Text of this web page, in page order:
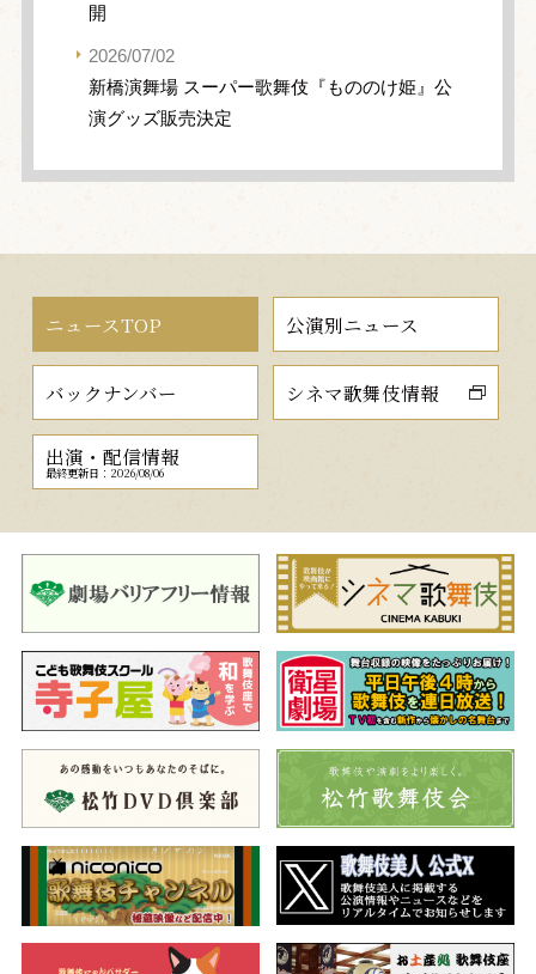
開
2026/07/02
新橋演舞場 スーパー歌舞伎『もののけ姫』公
演グッズ販売決定
ニュースTOP 公演別ニュース
バックナンバー シネマ歌舞伎情報
出演・配信情報
最終更新日：2026/08/06